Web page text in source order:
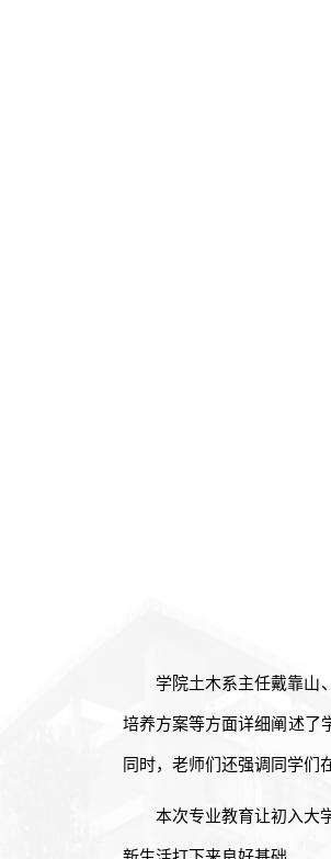
学院土木系主任戴靠山
培养方案等方面详细阐述了
同时，老师们还强调同学们
本次专业教育让初入大